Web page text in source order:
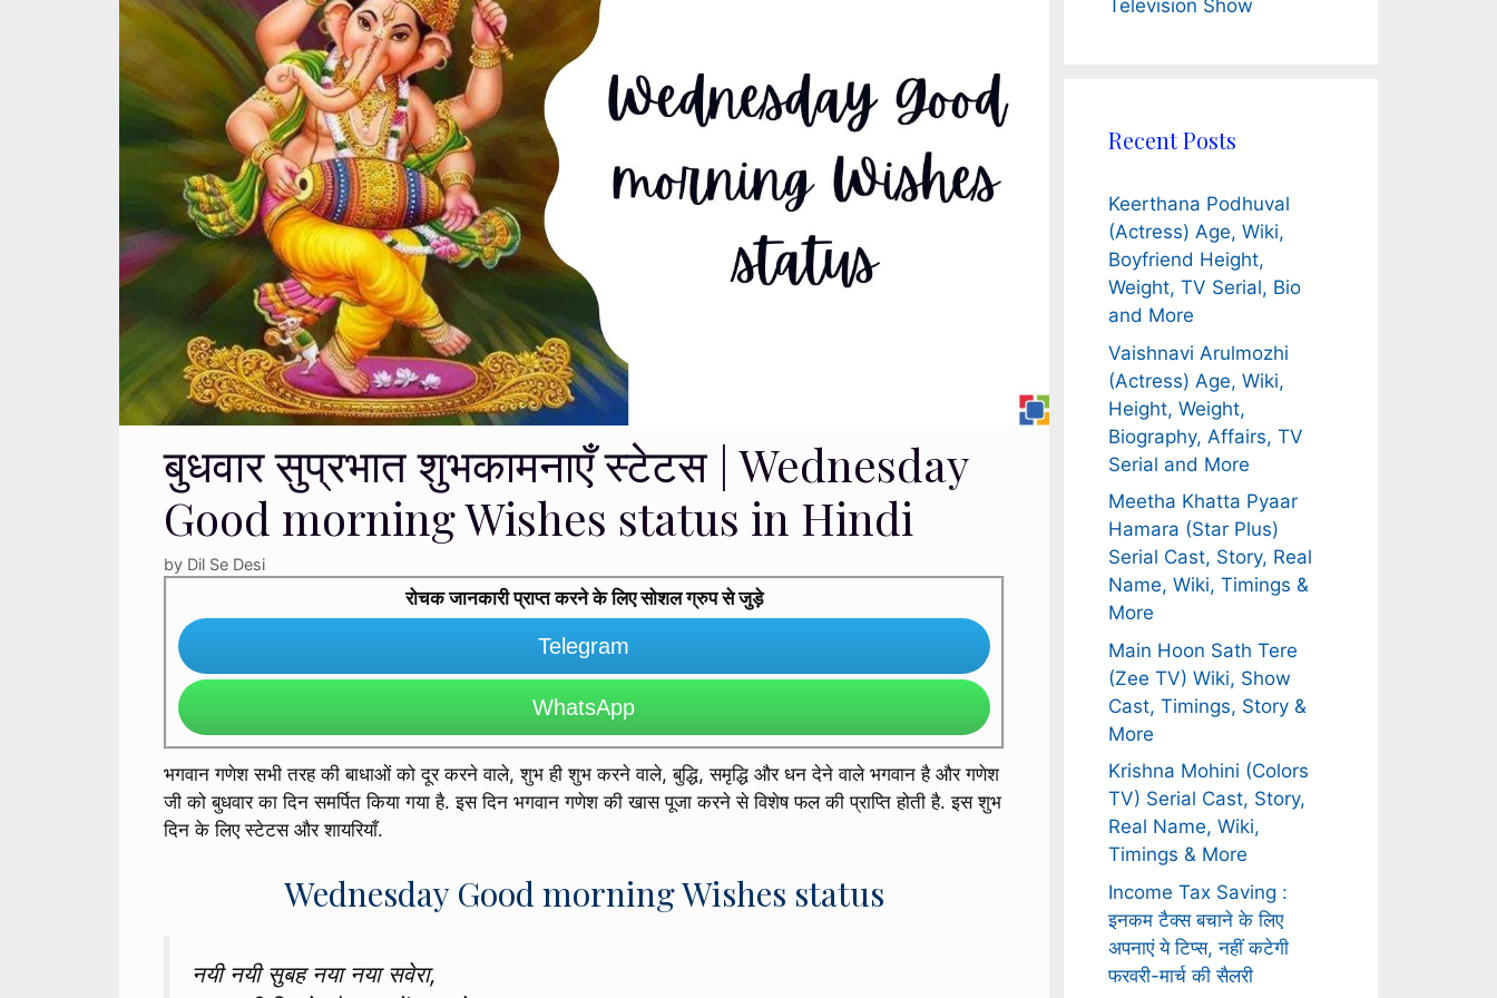
बुधवार सुप्रभात शुभकामनाएँ स्टेटस | Wednesday
Good morning Wishes status in Hindi
by Dil Se Desi
रोचक जानकारी प्राप्त करने के लिए सोशल ग्रुप से जुड़े
Telegram
WhatsApp
भगवान गणेश सभी तरह की बाधाओं को दूर करने वाले, शुभ ही शुभ करने वाले, बुद्धि, समृद्धि और धन देने वाले भगवान है और गणेश
जी को बुधवार का दिन समर्पित किया गया है. इस दिन भगवान गणेश की खास पूजा करने से विशेष फल की प्राप्ति होती है. इस शुभ
दिन के लिए स्टेटस और शायरियाँ.
Wednesday Good morning Wishes status
नयी नयी सुबह नया नया सवेरा,
Television Show
Recent Posts
Keerthana Podhuval
(Actress) Age, Wiki,
Boyfriend Height,
Weight, TV Serial, Bio
and More
Vaishnavi Arulmozhi
(Actress) Age, Wiki,
Height, Weight,
Biography, Affairs, TV
Serial and More
Meetha Khatta Pyaar
Hamara (Star Plus)
Serial Cast, Story, Real
Name, Wiki, Timings &
More
Main Hoon Sath Tere
(Zee TV) Wiki, Show
Cast, Timings, Story &
More
Krishna Mohini (Colors
TV) Serial Cast, Story,
Real Name, Wiki,
Timings & More
Income Tax Saving :
इनकम टैक्स बचाने के लिए
अपनाएं ये टिप्स, नहीं कटेगी
फरवरी-मार्च की सैलरी